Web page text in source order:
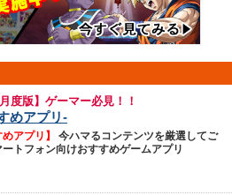
度版】ゲーマー必見！！
めアプリ-
アプリ】
今ハマるコンテンツを厳選してご
トフォン向けおすすめゲームアプリ